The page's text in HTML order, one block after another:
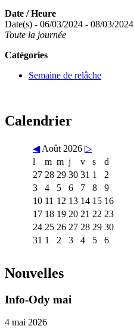
Date / Heure
Date(s) - 06/03/2024 - 08/03/2024
Toute la journée
Catégories
Semaine de relâche
Calendrier
◀ Août 2026 ▷
l
m m j v s
d
27 28 29 30 31 1
2
3
4 5 6 7 8
9
10 11 12 13 14 15 16
17 18 19 20 21 22 23
24 25 26 27 28 29 30
31 1 2 3 4 5 6
Nouvelles
Info-Ody mai
4 mai 2026